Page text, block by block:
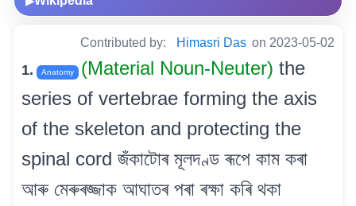
Contributed by: Himasri Das on 2023-05-02
1. Anatomy (Material Noun-Neuter) the
series of vertebrae forming the axis
of the skeleton and protecting the
spinal cord জঁকাটোৰ মূলদণ্ড ৰূপে কাম কৰা
আৰু মেৰুৰজ্জাক আঘাতৰ পৰা ৰক্ষা কৰি থকা